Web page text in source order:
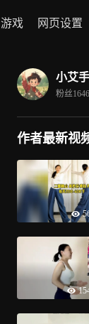
游戏 网页设置
小艾
粉丝1646
作者最新视